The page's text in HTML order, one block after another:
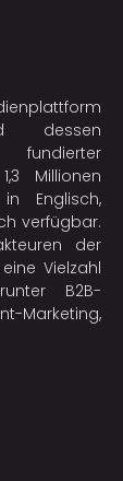
dessen
Millionen
Englisch,
verfügbar.
der
Vielzahl
B2B-